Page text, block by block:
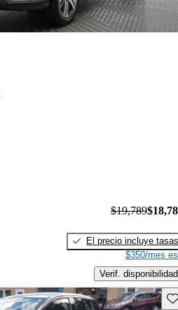
$19,789
El precio incluye tasas
$350/mes
Verif. disponibilidad